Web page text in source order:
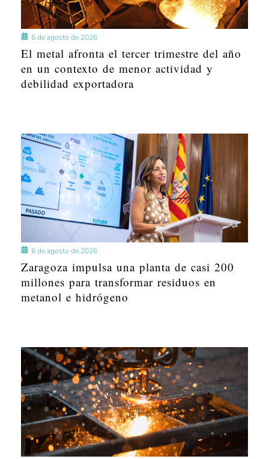
6 de agosto de 2026
El metal afronta el tercer trimestre del año
en un contexto de menor actividad y
debilidad exportadora
6 de agosto de 2026
Zaragoza impulsa una planta de casi 200
millones para transformar residuos en
metanol e hidrógeno